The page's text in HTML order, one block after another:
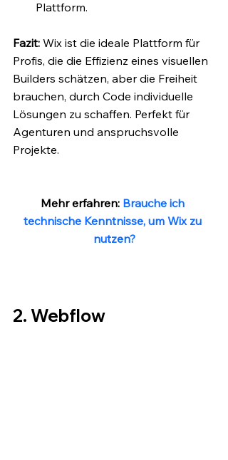
Plattform.
Fazit: Wix ist die ideale Plattform für
Profis, die die Effizienz eines visuellen
Builders schätzen, aber die Freiheit
brauchen, durch Code individuelle
Lösungen zu schaffen. Perfekt für
Agenturen und anspruchsvolle
Projekte.
Mehr erfahren: Brauche ich
technische Kenntnisse, um Wix zu
nutzen?
2. Webflow